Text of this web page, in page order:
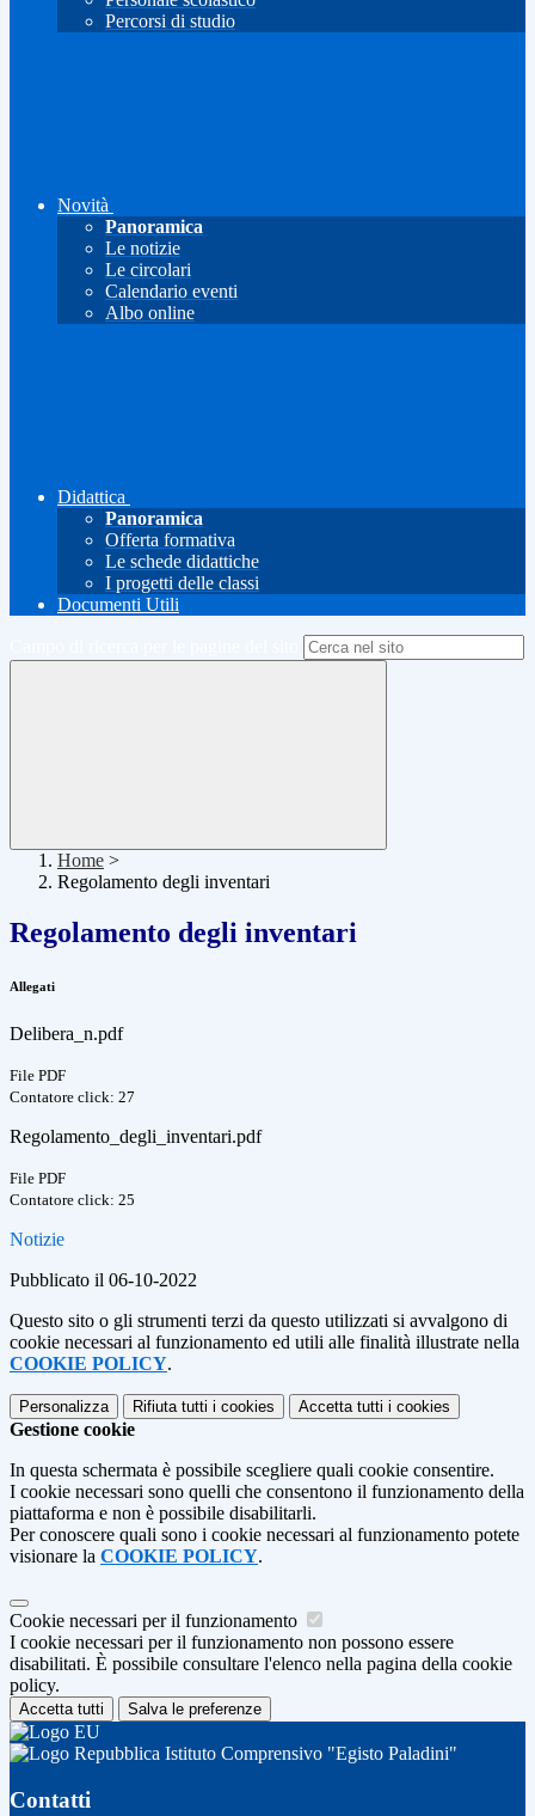
Percorsi di studio
Novità
Panoramica
Le notizie
Le circolari
Calendario eventi
Albo online
Didattica
Panoramica
Offerta formativa
Le schede didattiche
I progetti delle classi
Documenti Utili
Home >
Regolamento degli inventari
Regolamento degli inventari
Allegati
Delibera_n.pdf
File PDF
Contatore click: 27
Regolamento_degli_inventari.pdf
File PDF
Contatore click: 25
Notizie
Pubblicato il 06-10-2022
Questo sito o gli strumenti terzi da questo utilizzati si avvalgono di
cookie necessari al funzionamento ed utili alle finalità illustrate nella
COOKIE POLICY.
Personalizza Rifiuta tutti i cookies Accetta tutti i cookies
Gestione cookie
In questa schermata è possibile scegliere quali cookie consentire.
I cookie necessari sono quelli che consentono il funzionamento della
piattaforma e non è possibile disabilitarli.
Per conoscere quali sono i cookie necessari al funzionamento potete
visionare la COOKIE POLICY.
Cookie necessari per il funzionamento
I cookie necessari per il funzionamento non possono essere
disabilitati. È possibile consultare l'elenco nella pagina della cookie
policy.
Accetta tutti Salva le preferenze
Istituto Comprensivo "Egisto Paladini"
Contatti